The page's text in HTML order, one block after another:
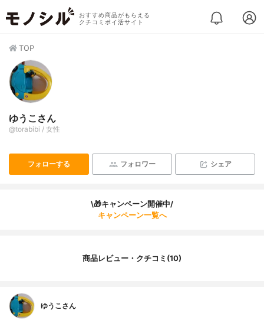
おすすめ商品がもらえる
クチコミポイ活サイト
TOP
ゆうこさん
@torabibi / 女性
フォローする フォロワー シェア
\🎁キャンペーン開催中/
キャンペーン一覧へ
商品レビュー・クチコミ(10)
ゆうこさん